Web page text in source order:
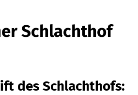
Schlachthof
des Schlachthofs: